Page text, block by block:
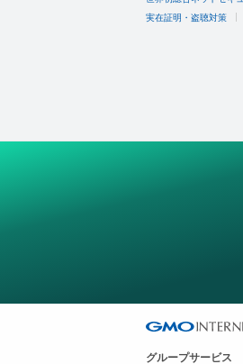
実在証明・盗聴対策
グループサービス